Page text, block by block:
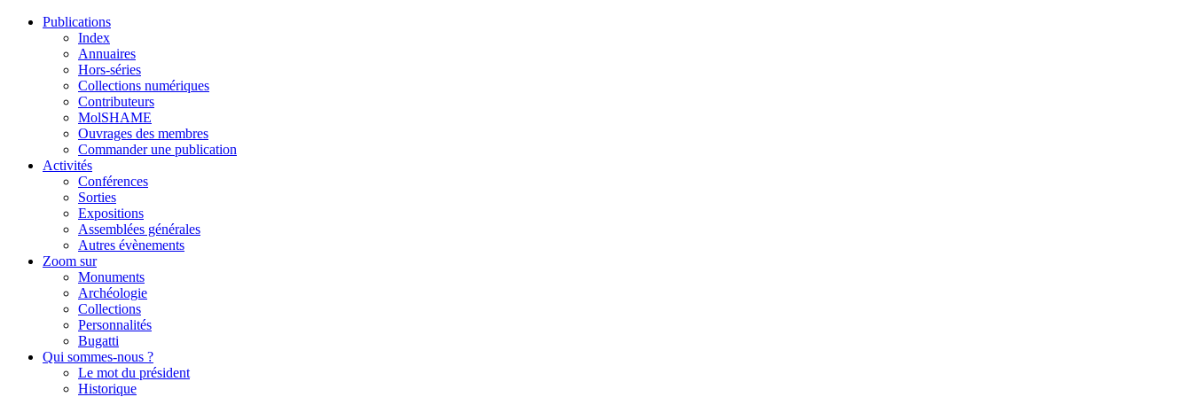
Publications
Index
Annuaires
Hors-séries
Collections numériques
Contributeurs
MolSHAME
Ouvrages des membres
Commander une publication
Activités
Conférences
Sorties
Expositions
Assemblées générales
Autres évènements
Zoom sur
Monuments
Archéologie
Collections
Personnalités
Bugatti
Qui sommes-nous ?
Le mot du président
Historique